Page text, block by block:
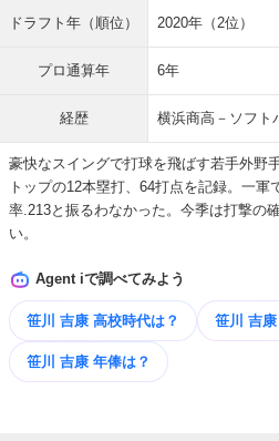
ドラフト年（順位） 2020年（2位）
プロ通算年 6年
経歴 横浜商高－ソフト
豪快なスイングで打球を飛ばす若手外野
トップの12本塁打、64打点を記録。一軍
率.213と振るわなかった。今季は打撃の
い。
Agent iで調べてみよう
笹川 吉康 高校時代は？ 笹川 吉
笹川 吉康 年俸は？